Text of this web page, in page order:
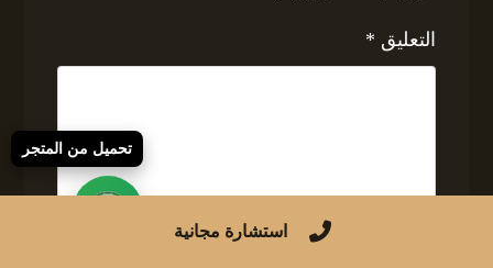
التعليق *
استشارة مجانية
تحميل من المتجر